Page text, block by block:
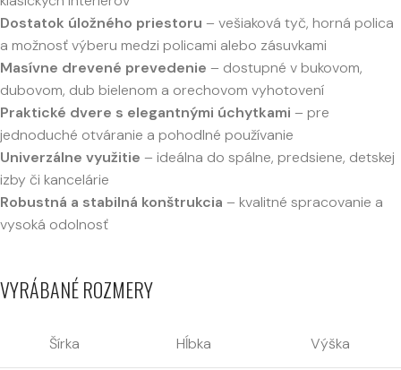
Dostatok úložného priestoru – vešiaková tyč, horná polica
a možnosť výberu medzi policami alebo zásuvkami
Masívne drevené prevedenie – dostupné v bukovom,
dubovom, dub bielenom a orechovom vyhotovení
Praktické dvere s elegantnými úchytkami – pre
jednoduché otváranie a pohodlné používanie
Univerzálne využitie – ideálna do spálne, predsiene, detskej
izby či kancelárie
Robustná a stabilná konštrukcia – kvalitné spracovanie a
vysoká odolnosť
VYRÁBANÉ ROZMERY
Šírka Hĺbka Výška